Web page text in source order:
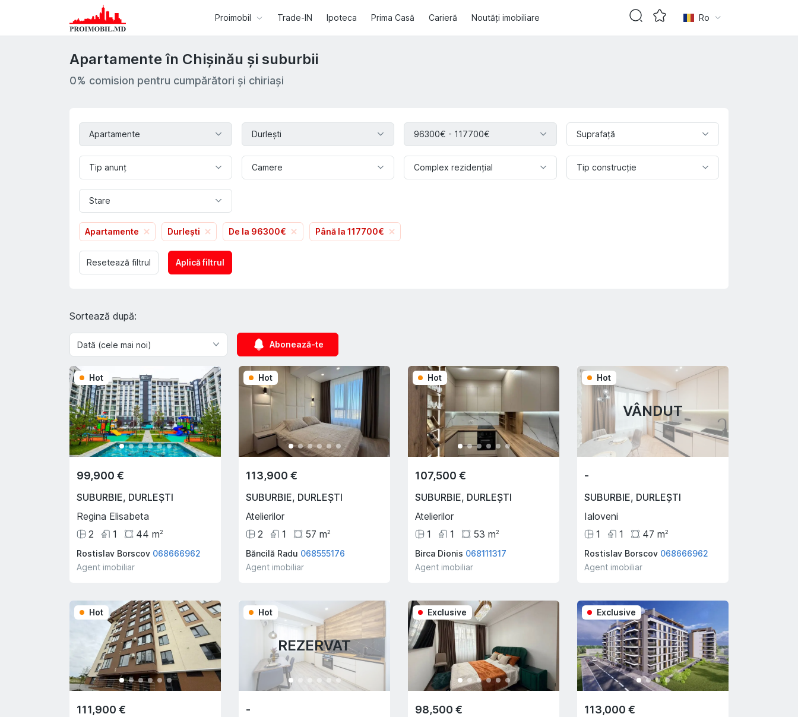
Apartamente Durlești 96300€ - 117700€ Suprafaţă
Tip anunț Camere Complex rezidențial Tip construcție
Stare
Apartamente Durlești De la 96300€ Până la 117700€
Aplică filtrul
Resetează filtrul
Apartamente în Chișinău și suburbii
0% comision pentru cumpărători și chiriași
Sortează după:
Abonează-te
Hot
99,900 €
SUBURBIE, DURLEȘTI
Regina Elisabeta
2
1 44 m2
Rostislav Borscov 068666962
Agent imobiliar
Hot
113,900 €
SUBURBIE, DURLEȘTI
Atelierilor
2
1 57 m2
Băncilă Radu 068555176
Agent imobiliar
Hot
107,500 €
SUBURBIE, DURLEȘTI
Atelierilor
1
1 53 m2
Birca Dionis 068111317
Agent imobiliar
VÂNDUT
Hot
-
SUBURBIE, DURLEȘTI
Ialoveni
1
1 47 m2
Rostislav Borscov 068666962
Agent imobiliar
Hot
111,900 €
REZERVAT
Hot
-
Exclusive
98,500 €
Exclusive
113,000 €
Proimobil Trade-IN Ipoteca Prima Casă Carieră Noutăți imobiliare Ro